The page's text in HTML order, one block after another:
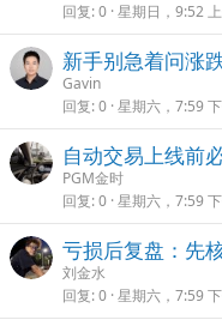
回复 0 星期日，9:52
新手别急着问涨
Gavin
回复 0 星期六，7:59
自动交易上线前
PGM金时
回复 0 星期六，7:59
亏损后复盘：先
刘金水
回复 0 星期六，7:59